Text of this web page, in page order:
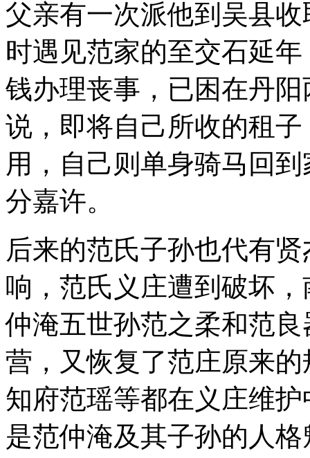
父亲有一次派他到吴县
时遇见范家的至交石延
钱办理丧事，已困在丹
说，即将自己所收的租
用，自己则单身骑马回
分嘉许。
后来的范氏子孙也代有
响，范氏义庄遭到破坏
仲淹五世孙范之柔和范
营，又恢复了范庄原来
知府范瑶等都在义庄维
是范仲淹及其子孙的人